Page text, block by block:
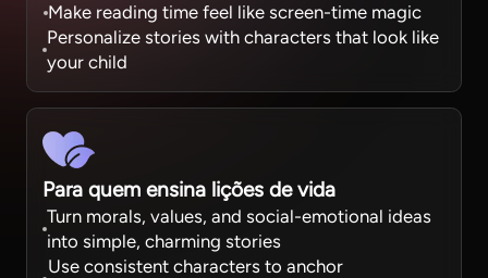
Make reading time feel like screen-time magic
Personalize stories with characters that look like
your child
Para quem ensina lições de vida
Turn morals, values, and social-emotional ideas
into simple, charming stories
Use consistent characters to anchor